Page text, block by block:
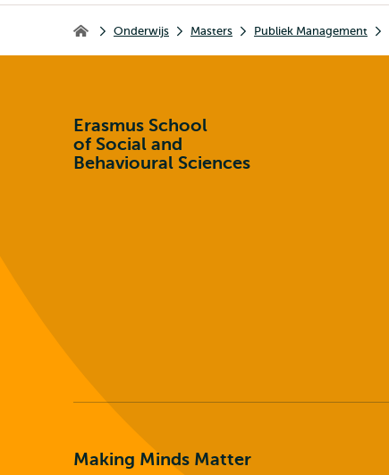
Erasmus School of Social and Behavioural Sciences
Onderwijs Masters Publiek Management
Erasmus School
of Social and
Behavioural Sciences
Making Minds Matter